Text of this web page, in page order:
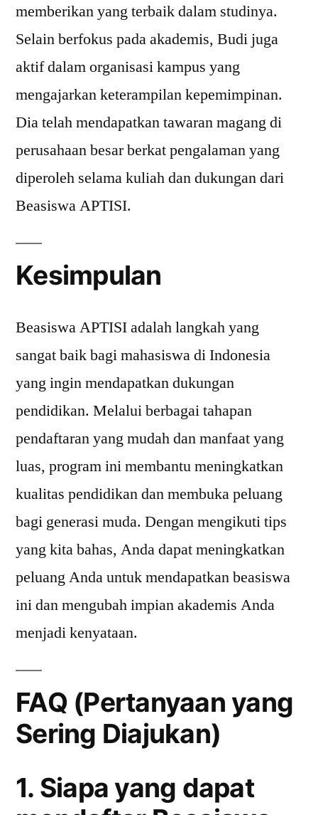
memberikan yang terbaik dalam studinya.
Selain berfokus pada akademis, Budi juga
aktif dalam organisasi kampus yang
mengajarkan keterampilan kepemimpinan.
Dia telah mendapatkan tawaran magang di
perusahaan besar berkat pengalaman yang
diperoleh selama kuliah dan dukungan dari
Beasiswa APTISI.
Kesimpulan
Beasiswa APTISI adalah langkah yang
sangat baik bagi mahasiswa di Indonesia
yang ingin mendapatkan dukungan
pendidikan. Melalui berbagai tahapan
pendaftaran yang mudah dan manfaat yang
luas, program ini membantu meningkatkan
kualitas pendidikan dan membuka peluang
bagi generasi muda. Dengan mengikuti tips
yang kita bahas, Anda dapat meningkatkan
peluang Anda untuk mendapatkan beasiswa
ini dan mengubah impian akademis Anda
menjadi kenyataan.
FAQ (Pertanyaan yang
Sering Diajukan)
1. Siapa yang dapat